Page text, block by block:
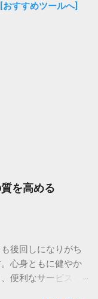
[おすすめツールへ]
を高める
後回しになりがち
心身ともに健やか
便利なサービスを